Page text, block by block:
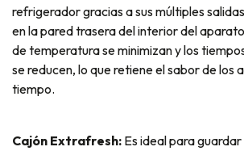
refrigerador gracias a sus múltiples
en la pared trasera del interior del
de temperatura se minimizan y los
se reducen, lo que retiene el sabor de los
tiempo.
Cajón Extrafresh: Es ideal para